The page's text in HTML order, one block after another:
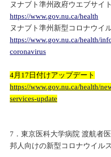
ヌナブト準州政府ウエブサイト
https://www.gov.nu.ca/health
ヌナブト準州新型コロナウイ
https://www.gov.nu.ca/health/
coronavirus
4月17日付けアップデート
https://www.gov.nu.ca/health/
services-update
7．東京医科大学病院 渡航者
邦人向けの新型コロナウイル